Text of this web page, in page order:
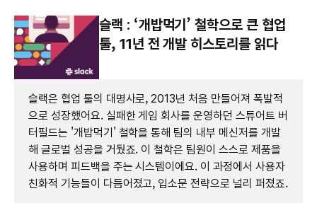
슬랙 : ‘개밥먹기’ 철학으로 큰 협업
툴, 11년 전 개발 히스토리를 읽다
슬랙은 협업 툴의 대명사로, 2013년 처음 만들어져 폭발적
으로 성장했어요. 실패한 게임 회사를 운영하던 스튜어트 버
터필드는 '개밥먹기' 철학을 통해 팀의 내부 메신저를 개발
해 글로벌 성공을 거뒀죠. 이 철학은 팀원이 스스로 제품을
사용하며 피드백을 주는 시스템이에요. 이 과정에서 사용자
친화적 기능들이 다듬어졌고, 입소문 전략으로 널리 퍼졌죠.